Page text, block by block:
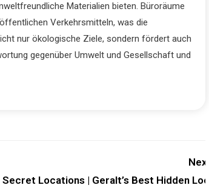
Materialien bieten. Büroräume
Verkehrsmitteln, was die
nur ökologische Ziele, sondern fördert auch
gegenüber Umwelt und Gesellschaft und
Next:
Locations | Geralt’s Best Hidden Loot